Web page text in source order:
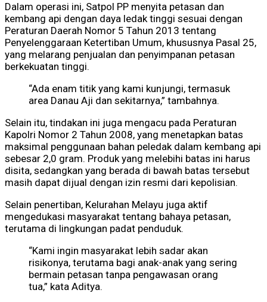
Dalam operasi ini, Satpol PP menyita petasan dan
kembang api dengan daya ledak tinggi sesuai dengan
Peraturan Daerah Nomor 5 Tahun 2013 tentang
Penyelenggaraan Ketertiban Umum, khususnya Pasal 25,
yang melarang penjualan dan penyimpanan petasan
berkekuatan tinggi.
“Ada enam titik yang kami kunjungi, termasuk
area Danau Aji dan sekitarnya,” tambahnya.
Selain itu, tindakan ini juga mengacu pada Peraturan
Kapolri Nomor 2 Tahun 2008, yang menetapkan batas
maksimal penggunaan bahan peledak dalam kembang api
sebesar 2,0 gram. Produk yang melebihi batas ini harus
disita, sedangkan yang berada di bawah batas tersebut
masih dapat dijual dengan izin resmi dari kepolisian.
Selain penertiban, Kelurahan Melayu juga aktif
mengedukasi masyarakat tentang bahaya petasan,
terutama di lingkungan padat penduduk.
“Kami ingin masyarakat lebih sadar akan
risikonya, terutama bagi anak-anak yang sering
bermain petasan tanpa pengawasan orang
tua,” kata Aditya.